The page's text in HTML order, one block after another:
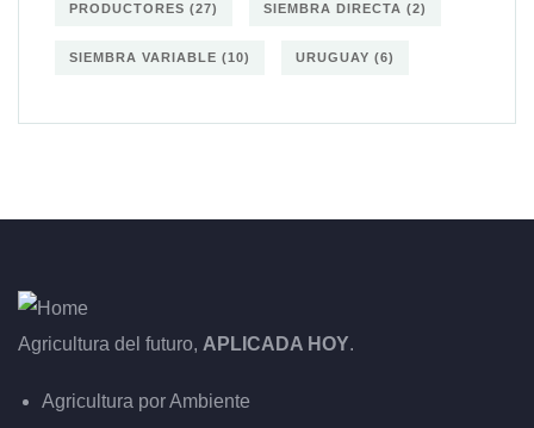
PRODUCTORES (27) SIEMBRA DIRECTA (2)
SIEMBRA VARIABLE (10) URUGUAY (6)
Agricultura del futuro, APLICADA HOY.
Agricultura por Ambiente